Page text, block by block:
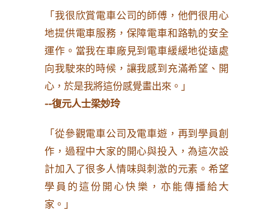
「我很欣賞電車公司的師傅，他們很用心
地提供電車服務，保障電車和路軌的安全
運作。當我在車廠見到電車緩緩地從遠處
向我駛來的時候，讓我感到充滿希望、開
心，於是我將這份感覺畫出來。」
--復元人士梁妙玲
「從參觀電車公司及電車遊，再到學員創
作，過程中大家的開心與投入，為這次設
計加入了很多人情味與刺激的元素。希望
學員的這份開心快樂，亦能傳播給大
家。」